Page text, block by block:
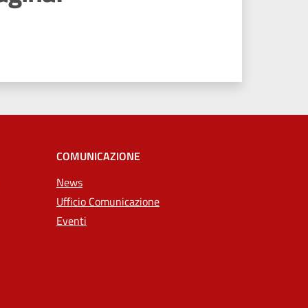
COMUNICAZIONE
News
Ufficio Comunicazione
Eventi